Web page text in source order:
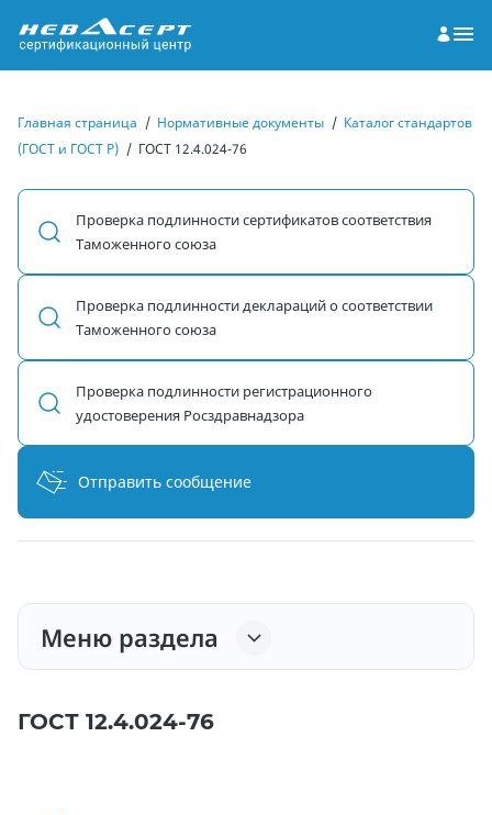
Главная страница / Нормативные документы / Каталог стандартов
(ГОСТ и ГОСТ Р) / ГОСТ 12.4.024-76
Проверка подлинности сертификатов соответствия
Таможенного союза
Проверка подлинности деклараций о соответствии
Таможенного союза
Проверка подлинности регистрационного
удостоверения Росздравнадзора
Отправить сообщение
Меню раздела
ГОСТ 12.4.024-76